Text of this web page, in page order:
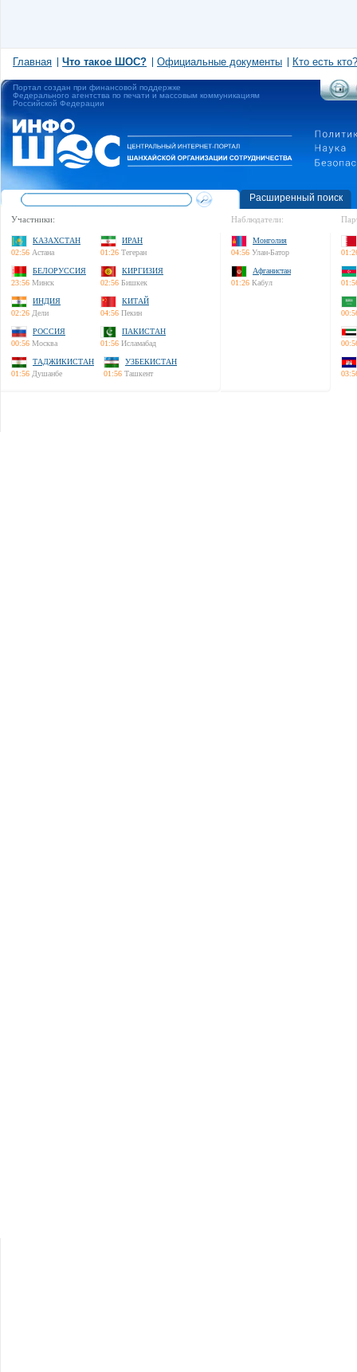
Главная Что такое ШОС? Официальные документы Кто есть кто?
Портал создан при финансовой поддержке
Федерального агентства по печати и массовым коммуникациям
Российской Федерации
Расширенный поиск
Участники:
КАЗАХСТАН
02:56 Астана
ИРАН
01:26 Тегеран
БЕЛОРУССИЯ
23:56 Минск
КИРГИЗИЯ
02:56 Бишкек
ИНДИЯ
02:26 Дели
КИТАЙ
04:56 Пекин
РОССИЯ
00:56 Москва
ПАКИСТАН
01:56 Исламабад
ТАДЖИКИСТАН
01:56 Душанбе
УЗБЕКИСТАН
01:56 Ташкент
Наблюдатели:
Монголия
04:56 Улан-Батор
Афганистан
01:26 Кабул